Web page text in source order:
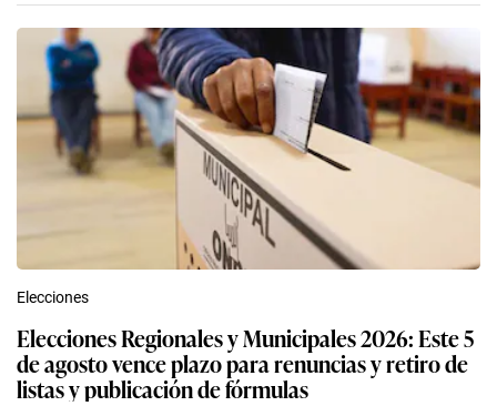
Elecciones
Elecciones Regionales y Municipales 2026: Este 5
de agosto vence plazo para renuncias y retiro de
listas y publicación de fórmulas